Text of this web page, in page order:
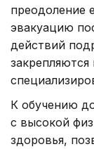
преодоление
эвакуацию
действий
закрепляются
К обучению
с высокой
здоровья,